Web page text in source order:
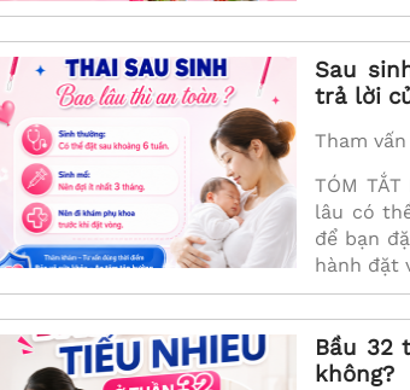
Sau
trả lời
Tham
TÓM
lâu có
để bạn
hành đặt
Bầu 32
không?